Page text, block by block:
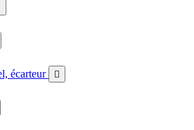
écarteur 